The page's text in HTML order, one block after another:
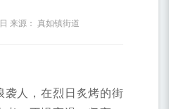
来源： 真如镇街道
人，在烈日炙烤的街